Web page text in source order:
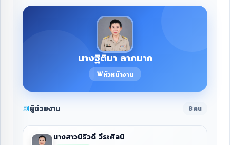
นางฐิติมา ลาภมาก
หัวหน้างาน
ผู้ช่วยงาน 8 คน
นางสาวนิธิวดี วีระศิลป์